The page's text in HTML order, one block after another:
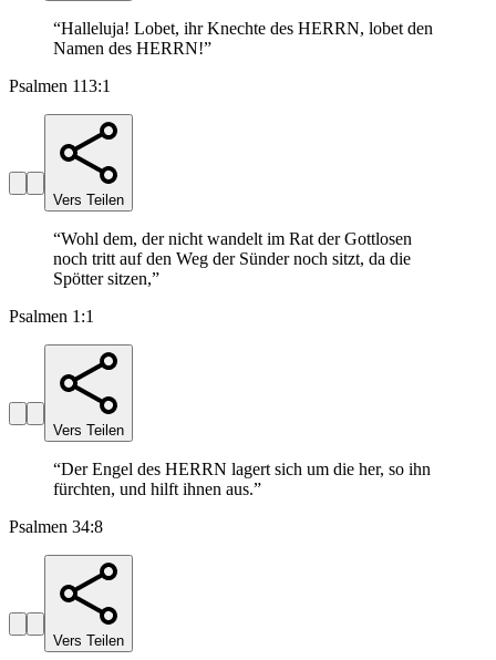
“Halleluja! Lobet, ihr Knechte des HERRN, lobet den
Namen des HERRN!”
Psalmen 113:1
Vers Teilen
“Wohl dem, der nicht wandelt im Rat der Gottlosen
noch tritt auf den Weg der Sünder noch sitzt, da die
Spötter sitzen,”
Psalmen 1:1
Vers Teilen
“Der Engel des HERRN lagert sich um die her, so ihn
fürchten, und hilft ihnen aus.”
Psalmen 34:8
Vers Teilen